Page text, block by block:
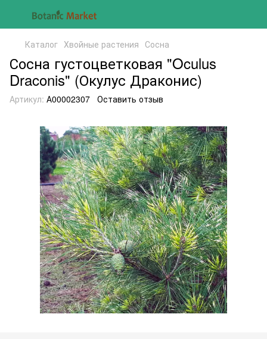
Каталог Хвойные растения Сосна
Сосна густоцветковая "Oculus
Draconis" (Окулус Драконис)
Артикул: А00002307 Оставить отзыв